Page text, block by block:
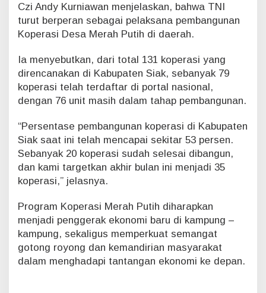
Czi Andy Kurniawan menjelaskan, bahwa TNI
turut berperan sebagai pelaksana pembangunan
Koperasi Desa Merah Putih di daerah.
Ia menyebutkan, dari total 131 koperasi yang
direncanakan di Kabupaten Siak, sebanyak 79
koperasi telah terdaftar di portal nasional,
dengan 76 unit masih dalam tahap pembangunan.
“Persentase pembangunan koperasi di Kabupaten
Siak saat ini telah mencapai sekitar 53 persen.
Sebanyak 20 koperasi sudah selesai dibangun,
dan kami targetkan akhir bulan ini menjadi 35
koperasi,” jelasnya.
Program Koperasi Merah Putih diharapkan
menjadi penggerak ekonomi baru di kampung –
kampung, sekaligus memperkuat semangat
gotong royong dan kemandirian masyarakat
dalam menghadapi tantangan ekonomi ke depan.